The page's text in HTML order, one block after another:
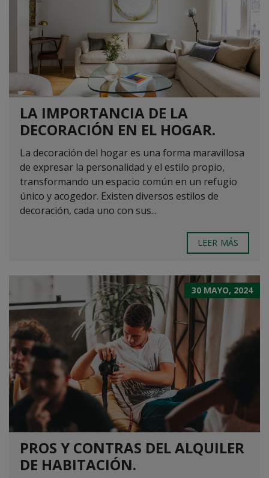
LA IMPORTANCIA DE LA
DECORACIÓN EN EL HOGAR.
La decoración del hogar es una forma maravillosa
de expresar la personalidad y el estilo propio,
transformando un espacio común en un refugio
único y acogedor. Existen diversos estilos de
decoración, cada uno con sus...
LEER MÁS
30 MAYO, 2024
PROS Y CONTRAS DEL ALQUILER
DE HABITACIÓN.